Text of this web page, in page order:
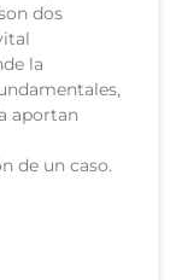
dos
la
aportan
de un caso.